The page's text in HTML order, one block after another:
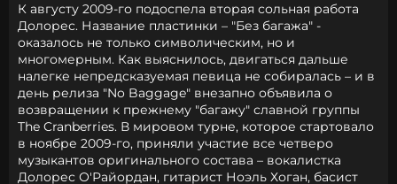
К августу 2009-го подоспела вторая сольная работа
Долорес. Название пластинки – "Без багажа" -
оказалось не только символическим, но и
многомерным. Как выяснилось, двигаться дальше
налегке непредсказуемая певица не собиралась – и в
день релиза "No Baggage" внезапно объявила о
возвращении к прежнему "багажу" славной группы
The Cranberries. В мировом турне, которое стартовало
в ноябре 2009-го, приняли участие все четверо
музыкантов оригинального состава – вокалистка
Долорес О'Райордан, гитарист Ноэль Хоган, басист